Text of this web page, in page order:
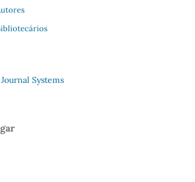
Systems